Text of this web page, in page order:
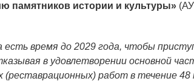
памятников истории и культуры»
время до 2029 года, чтобы
в удовлетворении основной
(реставрационных) работ в течение 48